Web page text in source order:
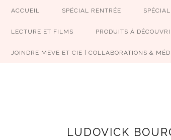
ACCUEIL SPÉCIAL RENTRÉE
LECTURE ET FILMS PRODUITS À
JOINDRE MEVE ET CIE | COLLABORATIONS &
LUDOVICK